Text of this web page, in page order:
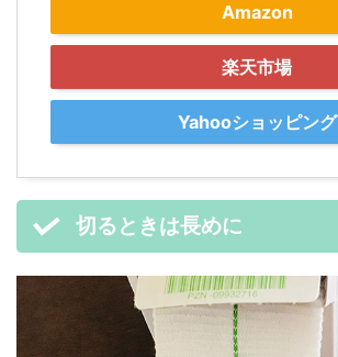
Amazon
楽天市場
Yahooショッピング
切るときは長めに